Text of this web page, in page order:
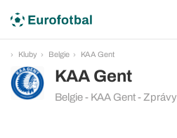
Kluby Belgie KAA Gent
KAA Gent
Belgie - KAA Gent - Zprávy